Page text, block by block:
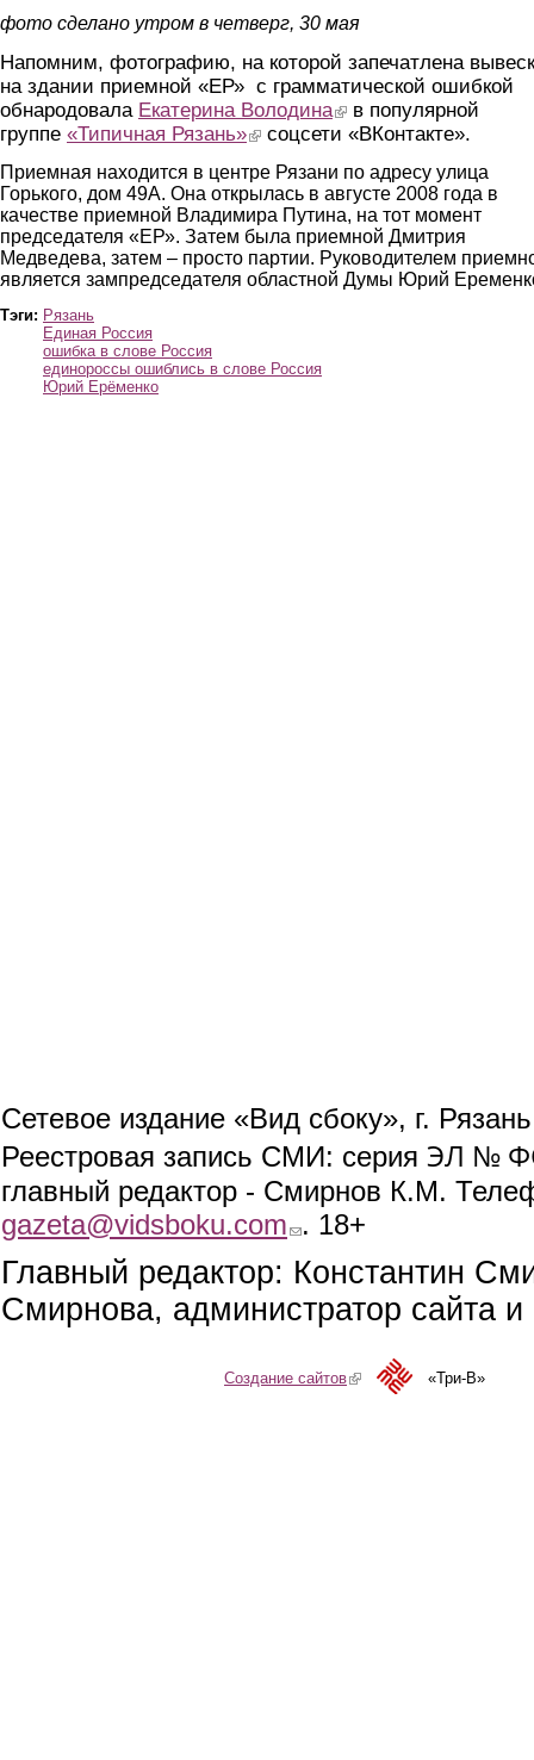
фото сделано утром в четверг, 30 мая
Напомним, фотографию, на которой запечатлена
на здании приемной «ЕР» с грамматической ошибкой
обнародовала Екатерина Володина(link is external)
в популярной
группе «Типичная Рязань»(link is external)
соцсети «ВКонтакте».
Приемная находится в центре Рязани по адресу улица
Горького, дом 49А. Она открылась в августе 2008 года в
качестве приемной Владимира Путина, на тот момент
председателя «ЕР». Затем была приемной Дмитрия
Медведева, затем – просто партии. Руководителем
является зампредседателя областной Думы Юрий
Тэги: Рязань
Единая Россия
ошибка в слове Россия
единороссы ошиблись в слове Россия
Юрий Ерёменко
Сетевое издание «Вид сбоку», г.
Реестровая запись СМИ: серия ЭЛ №
главный редактор - Смирнов К.М.
gazeta@vidsboku.com (link sends e-mail)
. 18+
Главный редактор: Константин
Смирнова, администратор сайта
Создание сайтов(link is external)«Три-В»